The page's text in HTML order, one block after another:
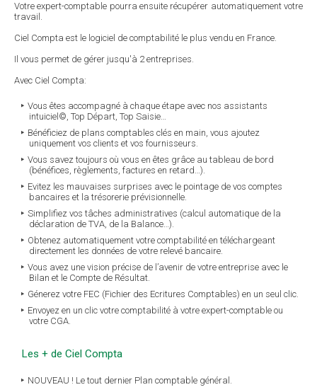
Votre expert-comptable pourra ensuite récupérer automatiquement votre
travail.
Ciel Compta est le logiciel de comptabilité le plus vendu en France.
Il vous permet de gérer jusqu'à 2 entreprises.
Avec Ciel Compta:
Vous êtes accompagné à chaque étape avec nos assistants
intuiciel©, Top Départ, Top Saisie…
Bénéficiez de plans comptables clés en main, vous ajoutez
uniquement vos clients et vos fournisseurs.
Vous savez toujours où vous en êtes grâce au tableau de bord
(bénéfices, règlements, factures en retard…).
Evitez les mauvaises surprises avec le pointage de vos comptes
bancaires et la trésorerie prévisionnelle.
Simplifiez vos tâches administratives (calcul automatique de la
déclaration de TVA, de la Balance…).
Obtenez automatiquement votre comptabilité en téléchargeant
directement les données de votre relevé bancaire.
Vous avez une vision précise de l’avenir de votre entreprise avec le
Bilan et le Compte de Résultat.
Génerez votre FEC (Fichier des Ecritures Comptables) en un seul clic.
Envoyez en un clic votre comptabilité à votre expert-comptable ou
votre CGA.
Les + de Ciel Compta
NOUVEAU ! Le tout dernier Plan comptable général.